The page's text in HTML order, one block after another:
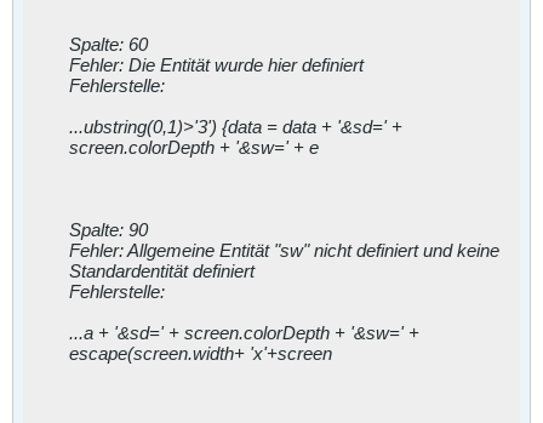
Spalte: 60
Fehler: Die Entität wurde hier definiert
Fehlerstelle:
...ubstring(0,1)>'3') {data = data + '&sd=' +
screen.colorDepth + '&sw=' + e
Spalte: 90
Fehler: Allgemeine Entität "sw" nicht definiert und keine
Standardentität definiert
Fehlerstelle:
...a + '&sd=' + screen.colorDepth + '&sw=' +
escape(screen.width+ 'x'+screen